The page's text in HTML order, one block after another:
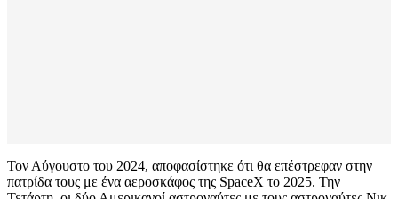
Τον Αύγουστο του 2024, αποφασίστηκε ότι θα επέστρεφαν στην
πατρίδα τους με ένα αεροσκάφος της SpaceX το 2025. Την